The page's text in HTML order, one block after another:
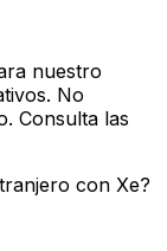
nuestro
No
Consulta las
con Xe?